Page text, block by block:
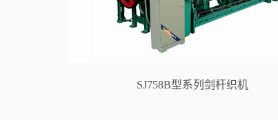
SJ758B型系列剑杆织机